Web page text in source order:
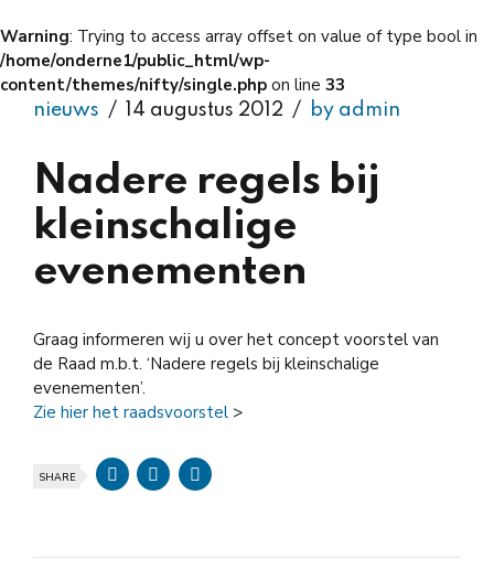
Warning: Trying to access array offset on value of type bool in
/home/onderne1/public_html/wp-
content/themes/nifty/single.php on line 33
nieuws 14 augustus 2012 by admin
Nadere regels bij
kleinschalige
evenementen
Graag informeren wij u over het concept voorstel van
de Raad m.b.t. ‘Nadere regels bij kleinschalige
evenementen’.
Zie hier het raadsvoorstel >
SHARE